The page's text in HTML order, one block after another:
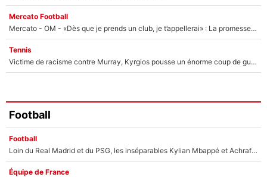
Mercato Football
Mercato - OM - «Dès que je prends un club, je t’appellerai» : La promesse de Marcelino au moment de claquer la porte
Tennis
Victime de racisme contre Murray, Kyrgios pousse un énorme coup de gueule !
Football
Football
Loin du Real Madrid et du PSG, les inséparables Kylian Mbappé et Achraf Hakimi changent d'équipe le temps d'une journée !
Équipe de France